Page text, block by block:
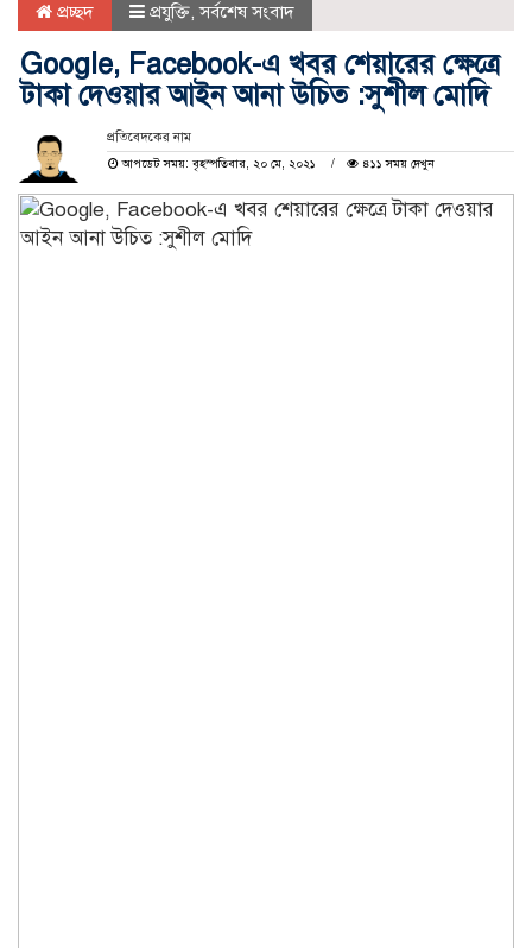
প্রচ্ছদ প্রযুক্তি,সর্বশেষ সংবাদ
Google, Facebook-এ খবর শেয়ারের ক্ষেত্রে
টাকা দেওয়ার আইন আনা উচিত :সুশীল মোদি
প্রতিবেদকের নাম
আপডেট সময়: বৃহস্পতিবার, ২০ মে, ২০২১
৪১১ সময় দেখুন